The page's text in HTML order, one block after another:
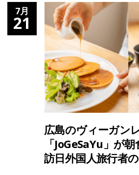
7月
21
広島のヴィーガン
「JoGeSaYu」が
訪日外国人旅行者